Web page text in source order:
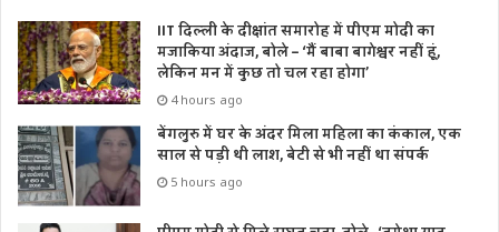
IIT दिल्ली के दीक्षांत समारोह में पीएम मोदी का
मजाकिया अंदाज, बोले – ‘मैं बाबा बागेश्वर नहीं हूं,
लेकिन मन में कुछ तो चल रहा होगा’
4 hours ago
बेंगलुरु में घर के अंदर मिला महिला का कंकाल, एक
साल से पड़ी थी लाश, बेटी से भी नहीं था संपर्क
5 hours ago